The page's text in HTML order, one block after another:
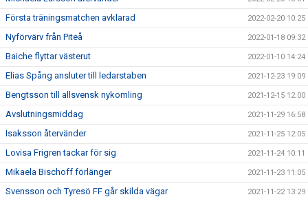
Första träningsmatchen avklarad 2022-02-20 10:25
Nyförvärv från Piteå 2022-01-18 09:32
Baiche flyttar västerut 2022-01-10 14:24
Elias Spång ansluter till ledarstaben 2021-12-23 19:09
Bengtsson till allsvensk nykomling 2021-12-15 12:00
Avslutningsmiddag 2021-11-29 16:58
Isaksson återvänder 2021-11-25 12:05
Lovisa Frigren tackar för sig 2021-11-24 10:11
Mikaela Bischoff förlänger 2021-11-23 11:05
Svensson och Tyresö FF går skilda vägar 2021-11-22 13:29